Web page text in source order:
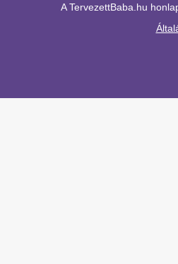
A TervezettBaba.hu